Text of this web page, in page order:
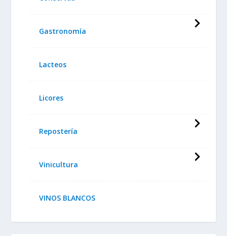
Gastronomía
Lacteos
Licores
Repostería
Vinicultura
VINOS BLANCOS